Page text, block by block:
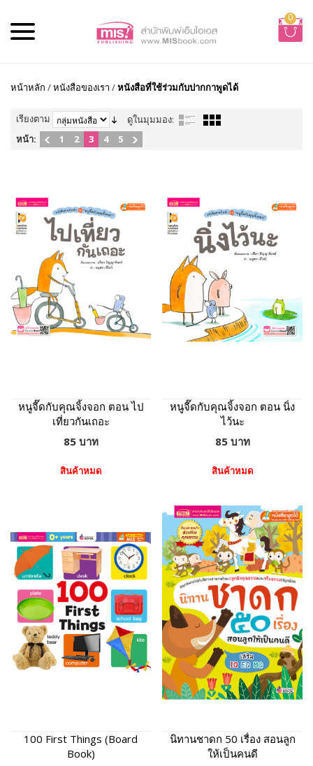
0
หน้าหลัก /หนังสือของเรา /หนังสือที่ใช้ร่วมกับปากกาพูดได้
เรียงตาม
ดูในมุมมอง:
หน้า:
1 2 3 4 5
หนูจี๊ดกับคุณจิ้งจอก ตอน ไป
เที่ยวกันเถอะ
85 บาท
สินค้าหมด
หนูจี๊ดกับคุณจิ้งจอก ตอน นิ่ง
ไว้นะ
85 บาท
สินค้าหมด
100 First Things (Board
Book)
นิทานชาดก 50 เรื่อง สอนลูก
ให้เป็นคนดี